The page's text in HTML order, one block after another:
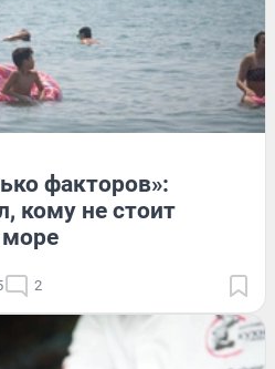
факторов»:
кому не стоит
море
2